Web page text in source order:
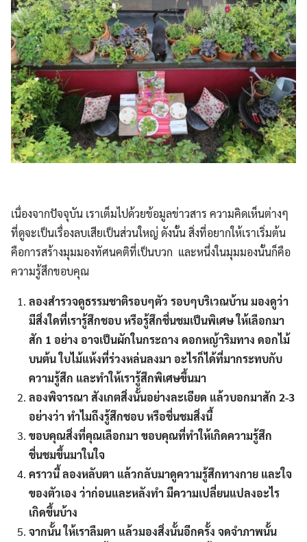
เนื่องจากปัจจุบัน เราเต็มไปด้วยข้อมูลข่าวสาร ความคิดเห็นต่างๆ
ที่ดูจะเป็นเรื่องลบเสียเป็นส่วนใหญ่ ดังนั้น สิ่งที่อยากให้เราเริ่มต้น
คือการสร้างมุมมองทัศนคติที่เป็นบวก และหนึ่งในมุมมองนั้นก็คือ
ความรู้สึกขอบคุณ
ลองสำรวจดูธรรมชาติรอบๆตัว รอบๆบริเวณบ้าน มองดูว่า
มีสิ่งใดที่เรารู้สึกชอบ หรือรู้สึกชื่นชมเป็นพิเศษ ให้เลือกมา
สัก 1 อย่าง อาจเป็นผักในกระถาง ดอกหญ้าริมทาง ดอกไม้
บนต้น ใบไม้แห้งที่ร่วงหล่นลงมา อะไรก็ได้ที่มากระทบกับ
ความรู้สึก และทำให้เรารู้สึกพิเศษขึ้นมา
ลองพิจารณา สังเกตสิ่งนั้นอย่างละเอียด แล้วบอกมาสัก 2-3
อย่างว่า ทำไมถึงรู้สึกชอบ หรือชื่นชมสิ่งนี้
ขอบคุณสิ่งที่คุณเลือกมา ขอบคุณที่ทำให้เกิดความรู้สึก
ชื่นชมขึ้นมาในใจ
คราวนี้ ลองหลับตา แล้วกลับมาดูความรู้สึกทางกาย และใจ
ของตัวเอง ว่าก่อนและหลังทำ มีความเปลี่ยนแปลงอะไร
เกิดขึ้นบ้าง
จากนั้น ให้เราลืมตา แล้วมองสิ่งนั้นอีกครั้ง จดจำภาพนั้น